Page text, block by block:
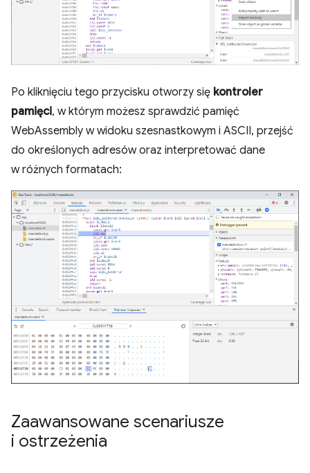
Po kliknięciu tego przycisku otworzy się kontroler
pamięci, w którym możesz sprawdzić pamięć
WebAssembly w widoku szesnastkowym i ASCII, przejść
do określonych adresów oraz interpretować dane
w różnych formatach:
Zaawansowane scenariusze
i ostrzeżenia